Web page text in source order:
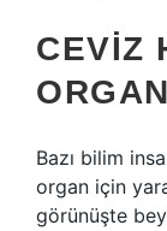
CEVIZ
Bazı bilim
organ için
görünüşte